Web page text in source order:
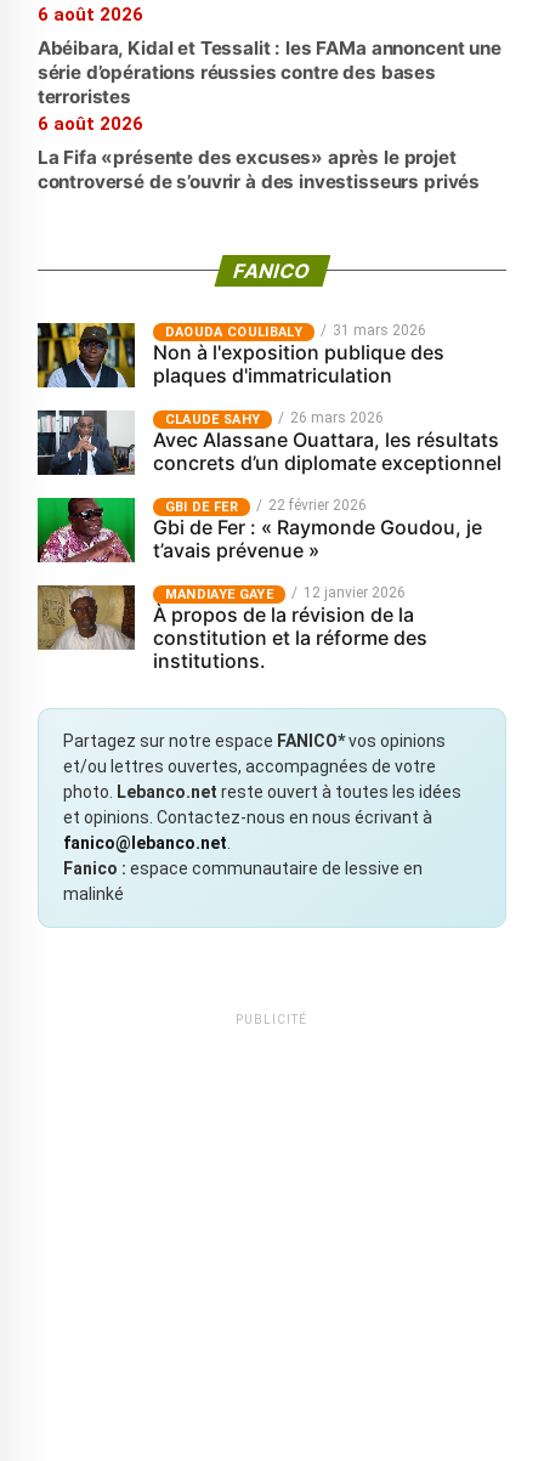
6 août 2026
Abéibara, Kidal et Tessalit : les FAMa annoncent une
série d’opérations réussies contre des bases
terroristes
6 août 2026
La Fifa «présente des excuses» après le projet
controversé de s’ouvrir à des investisseurs privés
FANICO
‎DAOUDA COULIBALY 31 mars 2026
Non à l'exposition publique des
plaques d'immatriculation
CLAUDE SAHY 26 mars 2026
Avec Alassane Ouattara, les résultats
concrets d’un diplomate exceptionnel
GBI DE FER 22 février 2026
Gbi de Fer : « Raymonde Goudou, je
t’avais prévenue »
MANDIAYE GAYE 12 janvier 2026
À propos de la révision de la
constitution et la réforme des
institutions.
Partagez sur notre espace FANICO*vos opinions
et/ou lettres ouvertes, accompagnées de votre
photo.
Lebanco.net reste ouvert à toutes les idées
et opinions. Contactez-nous en nous écrivant à
fanico@lebanco.net
Fanico : espace communautaire de lessive en
malinké
PUBLICITÉ